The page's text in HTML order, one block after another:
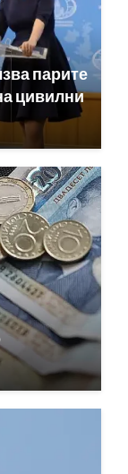
парите
цивилни